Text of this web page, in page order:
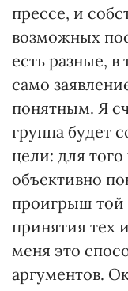
прессе, и
возможных
есть разные,
само
понятным. Я
группа будет
цели: для
объективно
проигрыш той
принятия тех
меня это
аргументов.